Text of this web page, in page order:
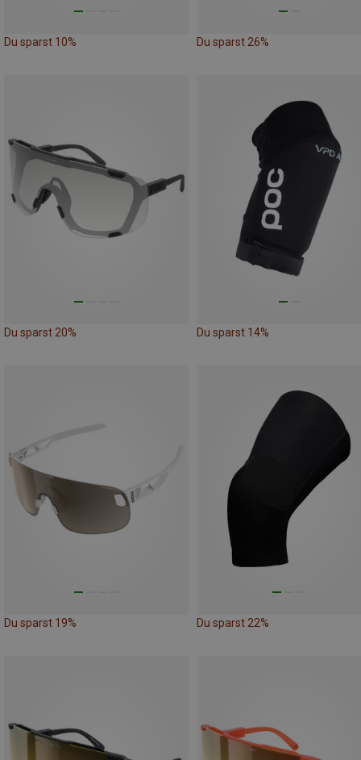
Du sparst 10% Du sparst 26%
Du sparst 20% Du sparst 14%
Du sparst 19% Du sparst 22%